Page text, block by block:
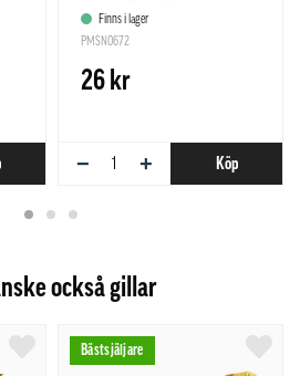
Finns i lager
PMSN0672
26 kr
− + Köp
också gillar
Bästsjäljare